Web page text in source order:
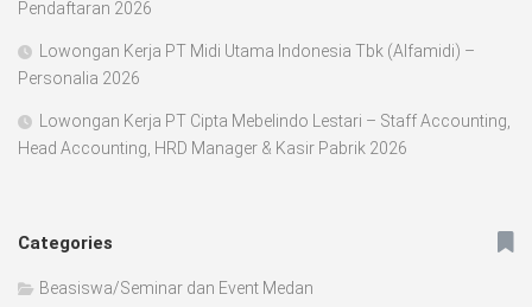
Pendaftaran 2026
Lowongan Kerja PT Midi Utama Indonesia Tbk (Alfamidi) –
Personalia 2026
Lowongan Kerja PT Cipta Mebelindo Lestari – Staff Accounting,
Head Accounting, HRD Manager & Kasir Pabrik 2026
Categories
Beasiswa/Seminar dan Event Medan